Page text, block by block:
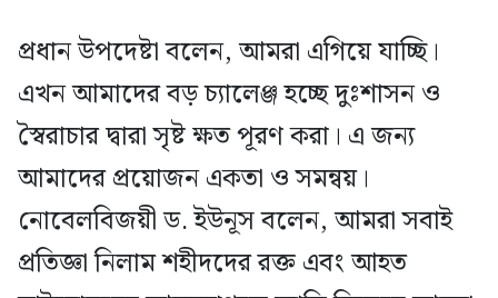
প্রধান উপদেষ্টা বলেন, আমরা এগিয়ে যাচ্ছি।
এখন আমাদের বড় চ্যালেঞ্জ হচ্ছে দুঃশাসন ও
স্বৈরাচার দ্বারা সৃষ্ট ক্ষত পূরণ করা। এ জন্য
আমাদের প্রয়োজন একতা ও সমন্বয়।
নোবেলবিজয়ী ড. ইউনূস বলেন, আমরা সবাই
প্রতিজ্ঞা নিলাম শহীদদের রক্ত এবং আহত